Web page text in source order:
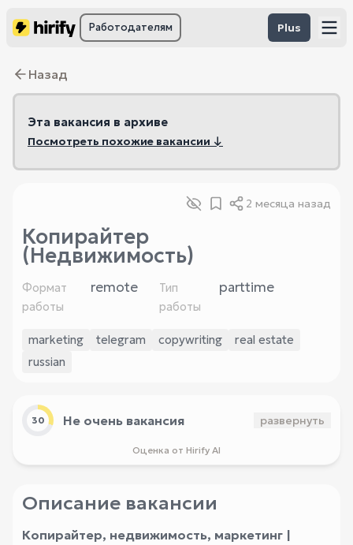
Работодателям Plus
Назад
Эта вакансия в архиве
Посмотреть похожие вакансии ↓
2 месяца назад
Копирайтер
(Недвижимость)
Формат
работы
remote
Тип
работы
parttime
marketing telegram copywriting
real estate
russian
30 Не очень вакансия развернуть
Оценка от Hirify AI
Описание вакансии
Копирайтер, недвижимость, маркетинг |